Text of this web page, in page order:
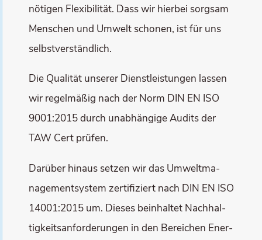
nöti­gen Fle­xi­bi­li­tät. Dass wir hier­bei sorg­sam
Men­schen und Umwelt scho­nen, ist für uns
selbstverständlich.
Die Qua­li­tät unse­rer Dienst­leis­tun­gen las­sen
wir regel­mä­ßig nach der Norm DIN EN ISO
9001:2015 durch unab­hän­gi­ge Audits der
TAW Cert prüfen.
Dar­über hin­aus set­zen wir das Umwelt­ma­
nage­ment­sys­tem zer­ti­fi­ziert nach DIN EN ISO
14001:2015 um. Die­ses beinhal­tet Nach­hal­
tig­keits­an­for­de­run­gen in den Berei­chen Ener­